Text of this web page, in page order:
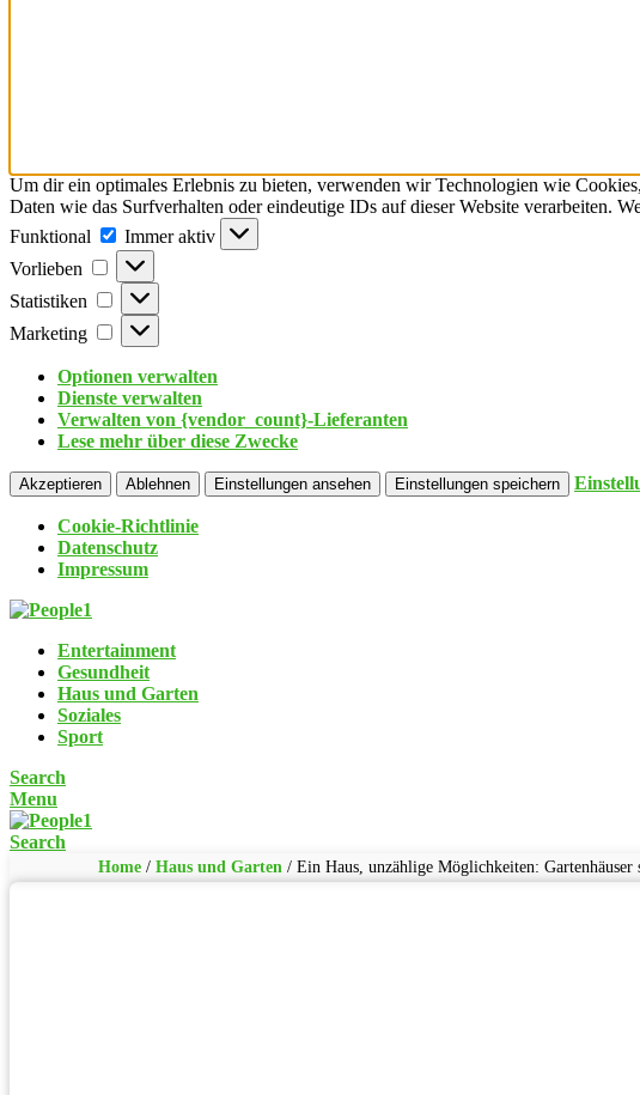
Um dir ein optimales Erlebnis zu bieten, verwenden wir Technologien wie
Daten wie das Surfverhalten oder eindeutige IDs auf dieser Website verarbeiten.
Funktional
Immer aktiv
Vorlieben
Statistiken
Marketing
Optionen verwalten
Dienste verwalten
Verwalten von {vendor_count}-Lieferanten
Lese mehr über diese Zwecke
Akzeptieren Ablehnen Einstellungen ansehen Einstellungen speichern
Cookie-Richtlinie
Datenschutz
Impressum
Entertainment
Gesundheit
Haus und Garten
Soziales
Sport
Search
Menu
Search
Home / Haus und Garten / Ein Haus, unzählige Möglichkeiten: Gartenhäuser